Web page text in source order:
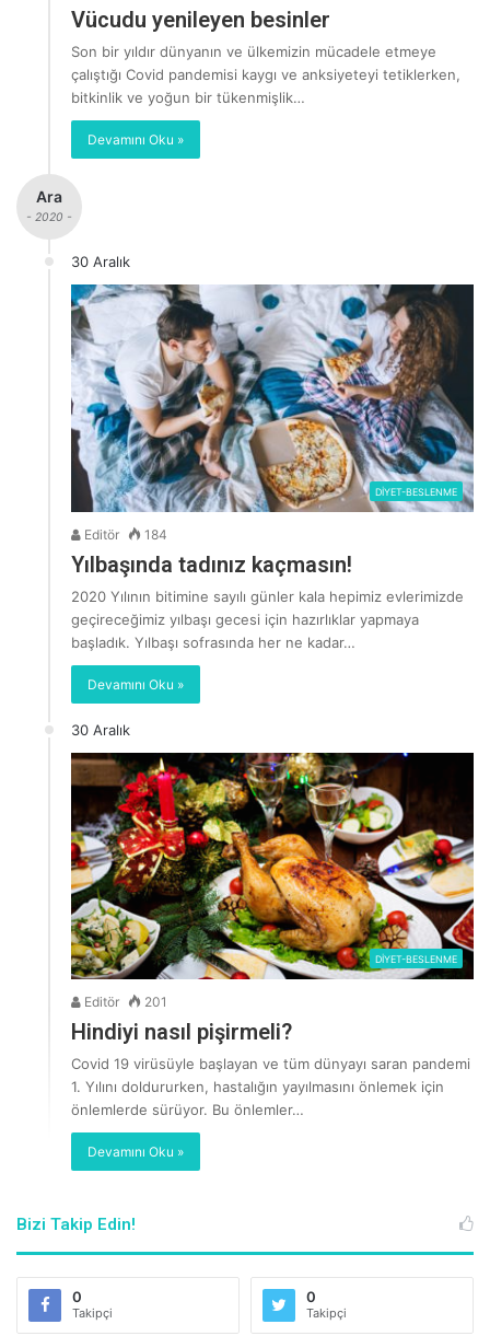
Vücudu yenileyen besinler
Son bir yıldır dünyanın ve ülkemizin mücadele etmeye
çalıştığı Covid pandemisi kaygı ve anksiyeteyi tetiklerken,
bitkinlik ve yoğun bir tükenmişlik…
Devamını Oku »
Ara
- 2020 -
30 Aralık
DİYET-BESLENME
Editör 184
Yılbaşında tadınız kaçmasın!
2020 Yılının bitimine sayılı günler kala hepimiz evlerimizde
geçireceğimiz yılbaşı gecesi için hazırlıklar yapmaya
başladık. Yılbaşı sofrasında her ne kadar…
Devamını Oku »
30 Aralık
DİYET-BESLENME
Editör 201
Hindiyi nasıl pişirmeli?
Covid 19 virüsüyle başlayan ve tüm dünyayı saran pandemi
1. Yılını doldururken, hastalığın yayılmasını önlemek için
önlemlerde sürüyor. Bu önlemler…
Devamını Oku »
Bizi Takip Edin!
0
Takipçi
0
Takipçi